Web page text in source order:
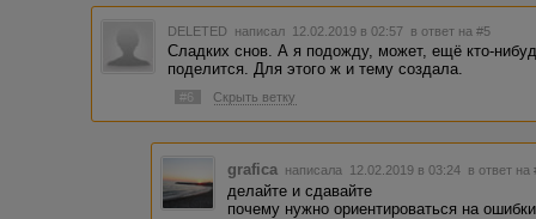
DELETED написал 12.02.2019 в 02:57 в ответ на #5
Сладких снов. А я подожду, может, ещё кто-
поделится. Для этого ж и тему создала.
#6 Скрыть ветку
grafica написала 12.02.2019 в 03:24 в ответ на
делайте и сдавайте
почему нужно ориентироваться на